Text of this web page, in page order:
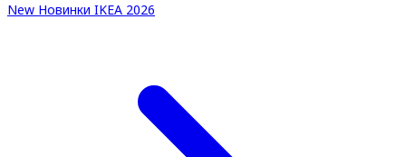
New Новинки IKEA 2026